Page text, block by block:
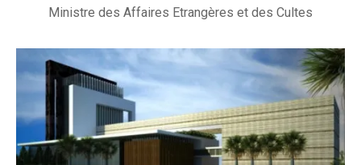
Ministre des Affaires Etrangères et des Cultes